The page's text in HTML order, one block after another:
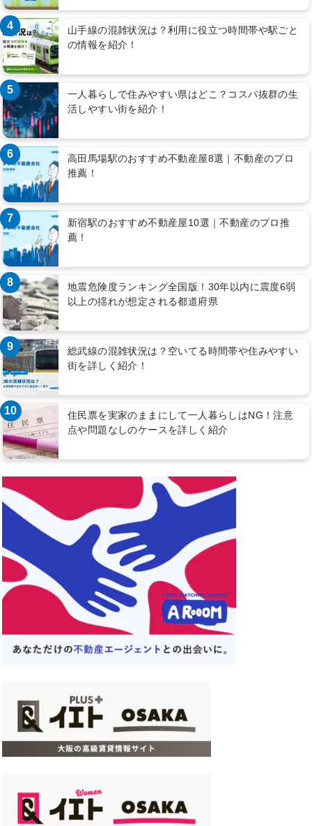
4
山手線の混雑状況は？利用に役立つ時間帯や駅ごと
の情報を紹介！
5
一人暮らしで住みやすい県はどこ？コスパ抜群の生
活しやすい街を紹介！
6
高田馬場駅のおすすめ不動産屋8選｜不動産のプロ
推薦！
7
新宿駅のおすすめ不動産屋10選｜不動産のプロ推
薦！
8
地震危険度ランキング全国版！30年以内に震度6弱
以上の揺れが想定される都道府県
9
総武線の混雑状況は？空いてる時間帯や住みやすい
街を詳しく紹介！
10
住民票を実家のままにして一人暮らしはNG！注意
点や問題なしのケースを詳しく紹介